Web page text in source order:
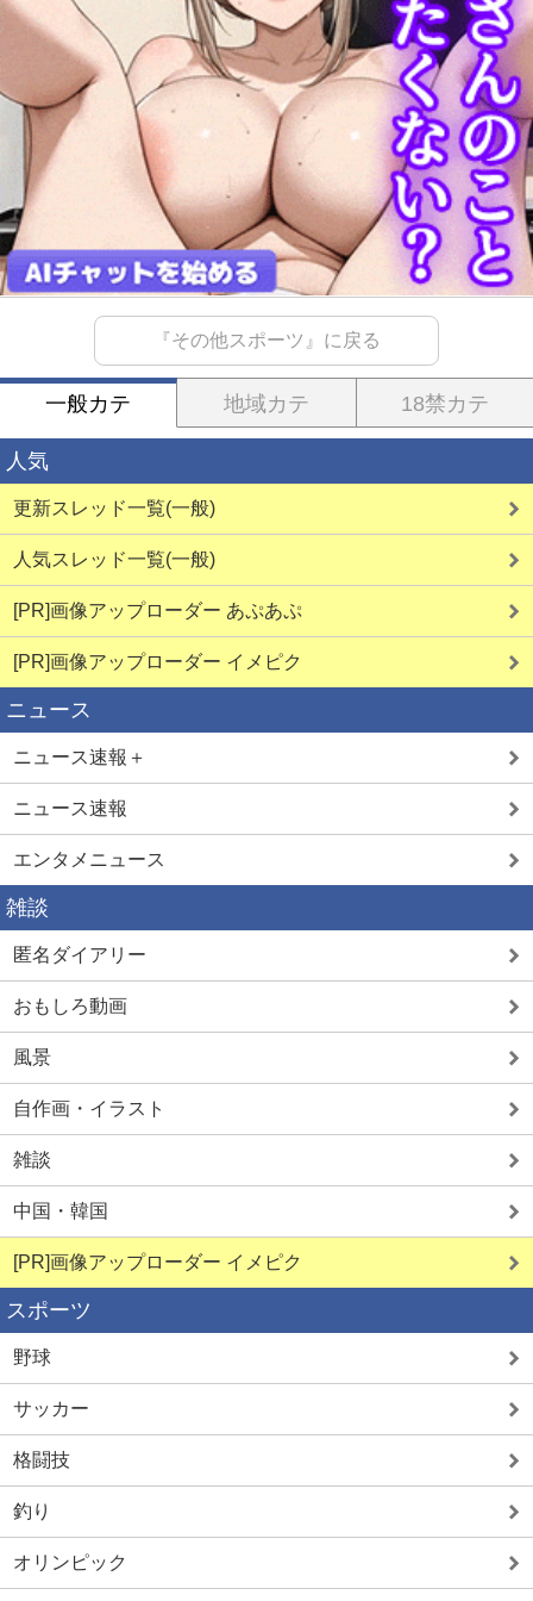
『その他スポーツ』に戻る
一般カテ 地域カテ 18禁カテ
人気
更新スレッド一覧(一般)
人気スレッド一覧(一般)
[PR]画像アップローダー あぷあぷ
[PR]画像アップローダー イメピク
ニュース
ニュース速報＋
ニュース速報
エンタメニュース
雑談
匿名ダイアリー
おもしろ動画
風景
自作画・イラスト
雑談
中国・韓国
[PR]画像アップローダー イメピク
スポーツ
野球
サッカー
格闘技
釣り
オリンピック